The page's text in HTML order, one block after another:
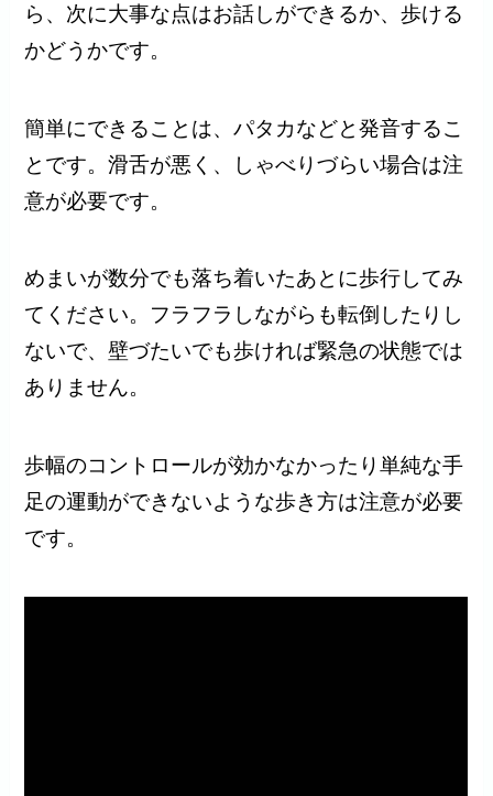
ら、次に大事な点はお話しができるか、歩ける
かどうかです。
簡単にできることは、パタカなどと発音するこ
とです。滑舌が悪く、しゃべりづらい場合は注
意が必要です。
めまいが数分でも落ち着いたあとに歩行してみ
てください。フラフラしながらも転倒したりし
ないで、壁づたいでも歩ければ緊急の状態では
ありません。
歩幅のコントロールが効かなかったり単純な手
足の運動ができないような歩き方は注意が必要
です。